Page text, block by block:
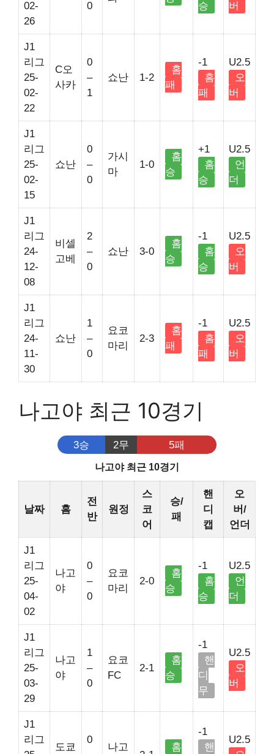
02-
26
0 승 버
J1
리그
25-
02-
22
C오
사카
0
–
1
쇼난 1-2
홈
패
-1
홈
패
U2.5
오
버
J1
리그
25-
02-
15
쇼난
0
–
0
가시
마
1-0
홈
승
+1
홈
승
U2.5
언
더
J1
리그
24-
12-
08
비셀
고베
2
–
0
쇼난 3-0
홈
승
-1
홈
승
U2.5
오
버
J1
리그
24-
11-
30
쇼난
1
–
0
요코
마리
2-3
홈
패
-1
홈
패
U2.5
오
버
나고야 최근 10경기
3승 2무 5패
나고야 최근 10경기
날짜 홈
전
반
원정
스
코
어
승/
패
핸
디
캡
오
버/
언더
J1
리그
25-
04-
02
나고
야
0
–
0
요코
마리
2-0
홈
승
-1
홈
승
U2.5
언
더
J1
리그
25-
03-
29
나고
야
1
–
0
요코
FC
2-1
홈
승
-1
핸
디
무
U2.5
오
버
J1
리그
도쿄
0
나고
홈
-1
핸
U2.5